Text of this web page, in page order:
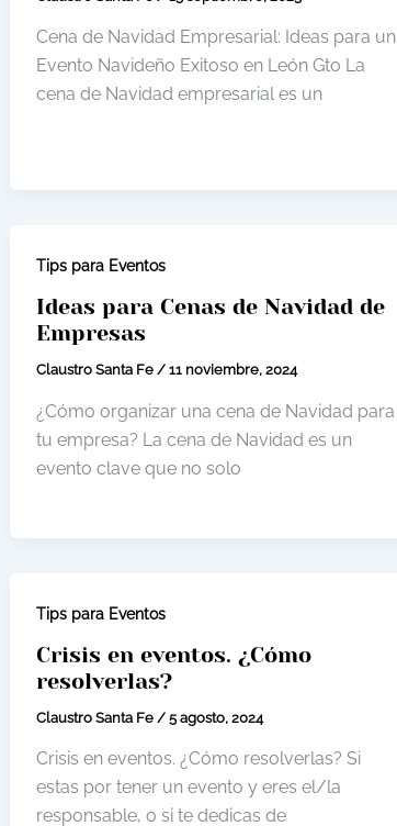
Cena de Navidad Empresarial: Ideas para un
Evento Navideño Exitoso en León Gto La
cena de Navidad empresarial es un
Tips para Eventos
Ideas para Cenas de Navidad de
Empresas
Claustro Santa Fe / 11 noviembre, 2024
¿Cómo organizar una cena de Navidad para
tu empresa? La cena de Navidad es un
evento clave que no solo
Tips para Eventos
Crisis en eventos. ¿Cómo
resolverlas?
Claustro Santa Fe / 5 agosto, 2024
Crisis en eventos. ¿Cómo resolverlas? Si
estas por tener un evento y eres el/la
responsable, o si te dedicas de